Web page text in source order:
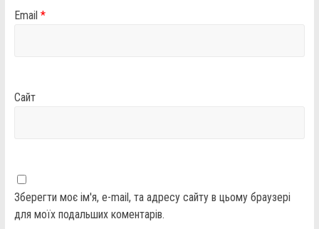
Email *
Сайт
Зберегти моє ім'я, e-mail, та адресу сайту в цьому браузері
для моїх подальших коментарів.